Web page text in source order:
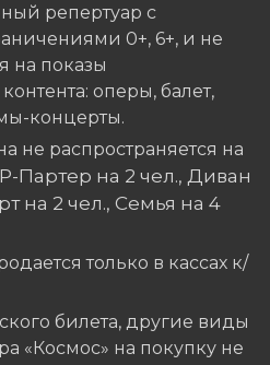
репертуар с
0+, 6+, и не
на показы
оперы, балет,
концерты.
не распространяется на
Партер на 2 чел., Диван
на 2 чел., Семья на 4
только в кассах к/
билета, другие виды
«Космос» на покупку не